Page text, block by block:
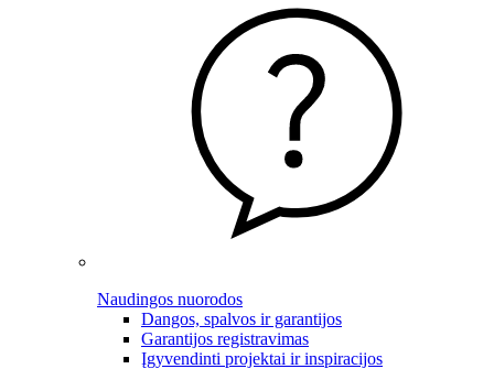
Naudingos nuorodos
Dangos, spalvos ir garantijos
Garantijos registravimas
Įgyvendinti projektai ir inspiracijos